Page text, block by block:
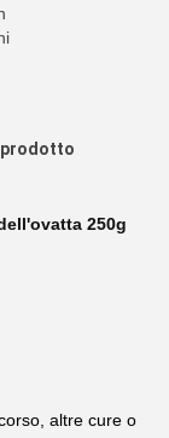
prodotto
250g
altre cure o